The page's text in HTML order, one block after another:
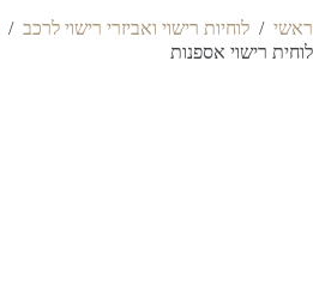
ראשי / לוחיות רישוי ואביזרי רישוי לרכב /
לוחית רישוי אספנות